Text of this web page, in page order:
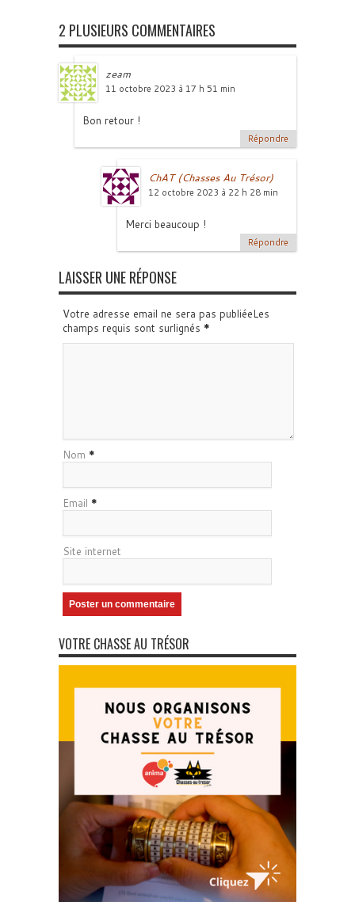
2 PLUSIEURS COMMENTAIRES
zeam
11 octobre 2023 à 17 h 51 min
Bon retour !
Répondre
ChAT (Chasses Au Trésor)
12 octobre 2023 à 22 h 28 min
Merci beaucoup !
Répondre
LAISSER UNE RÉPONSE
Votre adresse email ne sera pas publiéeLes
champs requis sont surlignés *
Nom *
Email *
Site internet
VOTRE CHASSE AU TRÉSOR